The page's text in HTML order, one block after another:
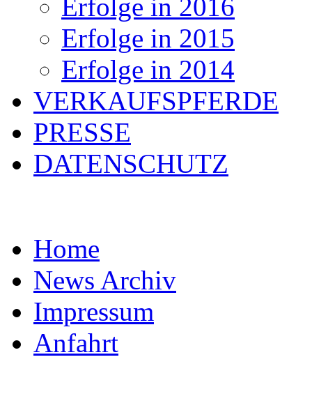
Erfolge in 2016
Erfolge in 2015
Erfolge in 2014
VERKAUFSPFERDE
PRESSE
DATENSCHUTZ
Home
News Archiv
Impressum
Anfahrt